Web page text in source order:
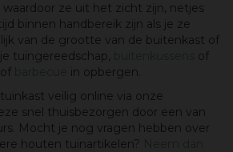
ze uit het zicht zijn, netjes
binnen handbereik zijn als je ze
van de grootte van de buitenkast of
tuingereedschap,
of
in opbergen.
veilig online via onze
snel thuisbezorgen door een van
Mocht je nog vragen hebben over
houten tuinartikelen?